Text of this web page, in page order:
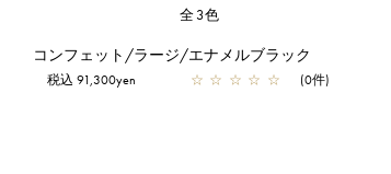
全3色
コンフェット/ラージ/エナメルブラック
税込 91,300yen ☆ ☆ ☆ ☆ ☆ (0件)